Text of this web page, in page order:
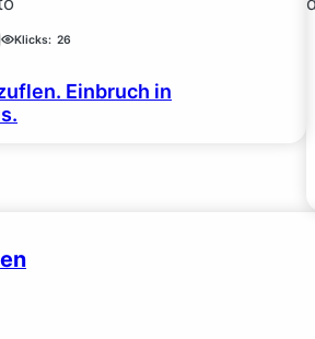
Klicks: 26
Einbruch in